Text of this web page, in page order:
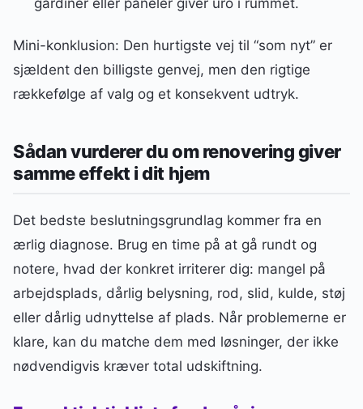
gardiner eller paneler giver uro i rummet.
Mini-konklusion: Den hurtigste vej til “som nyt” er
sjældent den billigste genvej, men den rigtige
rækkefølge af valg og et konsekvent udtryk.
Sådan vurderer du om renovering giver
samme effekt i dit hjem
Det bedste beslutningsgrundlag kommer fra en
ærlig diagnose. Brug en time på at gå rundt og
notere, hvad der konkret irriterer dig: mangel på
arbejdsplads, dårlig belysning, rod, slid, kulde, støj
eller dårlig udnyttelse af plads. Når problemerne er
klare, kan du matche dem med løsninger, der ikke
nødvendigvis kræver total udskiftning.